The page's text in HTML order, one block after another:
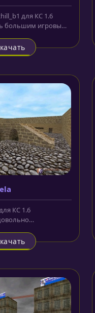
для КС 1.6
большим игровым
КС 1.6